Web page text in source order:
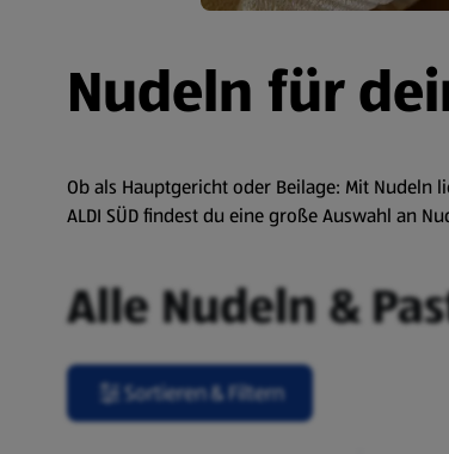
Nudeln für
Ob als Hauptgericht oder Beilage: Mit Nudeln
ALDI SÜD findest du eine große Auswahl an
Alle Nudeln &
Sortieren & Filtern